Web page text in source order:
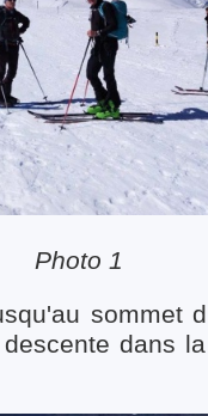
Photo 1
sommet
dans